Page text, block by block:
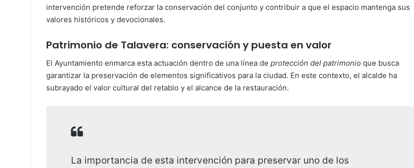
intervención pretende reforzar la conservación del conjunto y contribuir a que el espacio mantenga sus
valores históricos y devocionales.
Patrimonio de Talavera: conservación y puesta en valor
El Ayuntamiento enmarca esta actuación dentro de una línea de protección del patrimonio que busca
garantizar la preservación de elementos significativos para la ciudad. En este contexto, el alcalde ha
subrayado el valor cultural del retablo y el alcance de la restauración.
La importancia de esta intervención para preservar uno de los